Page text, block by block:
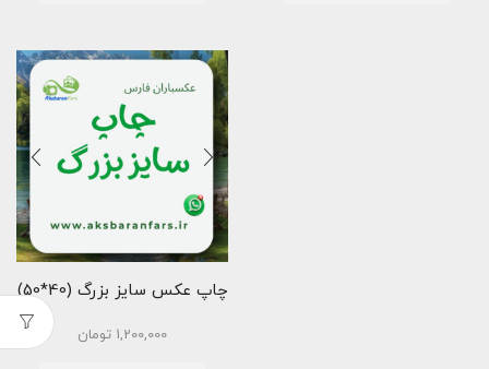
چاپ عکس سایز بزرگ (40*50)
1,200,000 تومان